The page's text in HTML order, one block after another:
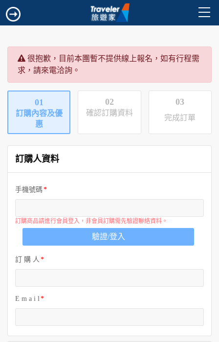
很抱歉，目前本團暫不提供線上報名，如有行程需
求，請來電洽詢。
01
訂購內容及優
惠
02
確認訂購資料
03
完成訂單
訂購人資料
手機號碼
訂購商品請進行會員登入，非會員訂購需先驗證聯絡資料。
驗證/登入
訂 購 人
E m a i l